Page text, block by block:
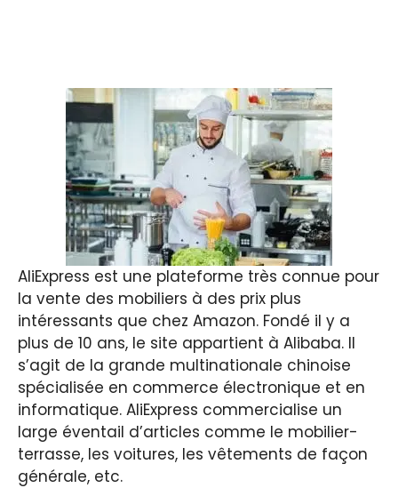
AliExpress est une plateforme très connue pour
la vente des mobiliers à des prix plus
intéressants que chez Amazon. Fondé il y a
plus de 10 ans, le site appartient à Alibaba. Il
s’agit de la grande multinationale chinoise
spécialisée en commerce électronique et en
informatique. AliExpress commercialise un
large éventail d’articles comme le mobilier-
terrasse, les voitures, les vêtements de façon
générale, etc.